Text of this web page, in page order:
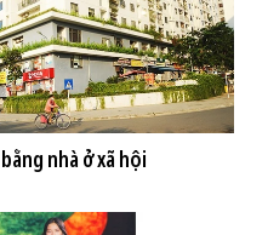
nhà ở xã hội